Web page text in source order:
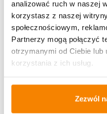
analizować ruch w naszej
korzystasz z naszej
społecznościowym,
Partnerzy mogą połączyć
otrzymanymi od Ciebie lub
korzystania z ich usług.
Zezwól
są oznaczone
Komentarz